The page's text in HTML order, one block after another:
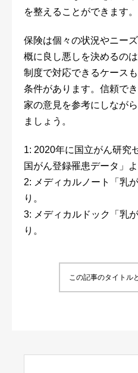
を整えることができます。
保険は個々の状況やニー
概に良し悪しを決めるの
制度で対応できるケース
条件があります。信頼で
家の意見を参考にしなが
ましょう。
1: 2020年に国立がん研究
国がん登録罹患データ」よ
2: メディカルノート「乳
り。
3: メディカルドック「乳
り。
この記事のタイトル